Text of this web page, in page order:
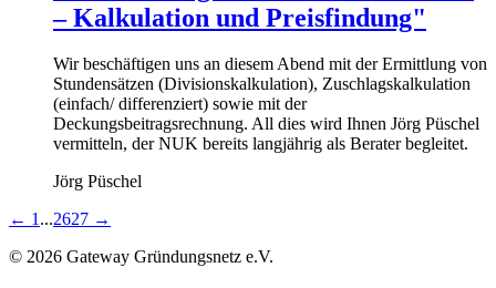
– Kalkulation und Preisfindung"
Wir beschäftigen uns an diesem Abend mit der Ermittlung von
Stundensätzen (Divisionskalkulation), Zuschlagskalkulation
(einfach/ differenziert) sowie mit der
Deckungsbeitragsrechnung. All dies wird Ihnen Jörg Püschel
vermitteln, der NUK bereits langjährig als Berater begleitet.
Jörg Püschel
← 1...2627 →
© 2026 Gateway Gründungsnetz e.V.